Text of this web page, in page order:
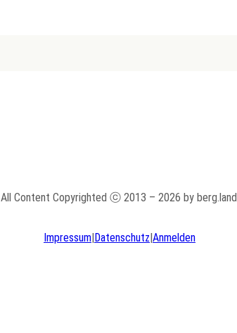
All Content Copyrighted ⓒ 2013 – 2026 by berg.land.
Impressum|Datenschutz|Anmelden